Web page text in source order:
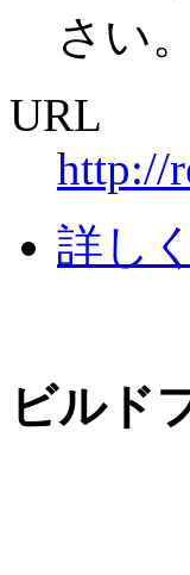
さい
URL
http://
詳し
ビルド